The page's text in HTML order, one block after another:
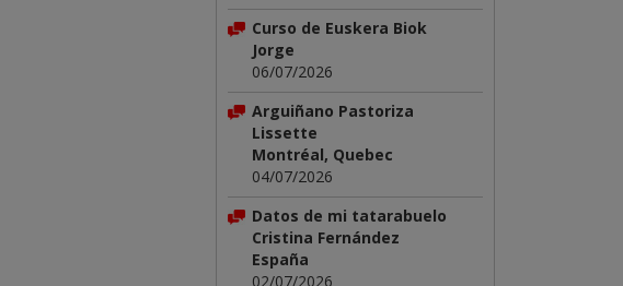
Curso de Euskera Biok
Jorge
06/07/2026
Arguiñano Pastoriza
Lissette
Montréal, Quebec
04/07/2026
Datos de mi tatarabuelo
Cristina Fernández
España
02/07/2026